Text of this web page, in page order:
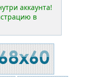
аккаунта!
в